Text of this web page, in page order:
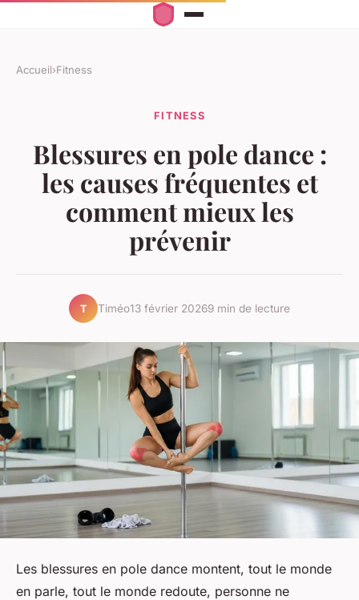
Accueil›Fitness
FITNESS
Blessures en pole dance :
les causes fréquentes et
comment mieux les
prévenir
T Timéo13 février 20269 min de lecture
Les blessures en pole dance montent, tout le monde
en parle, tout le monde redoute, personne ne